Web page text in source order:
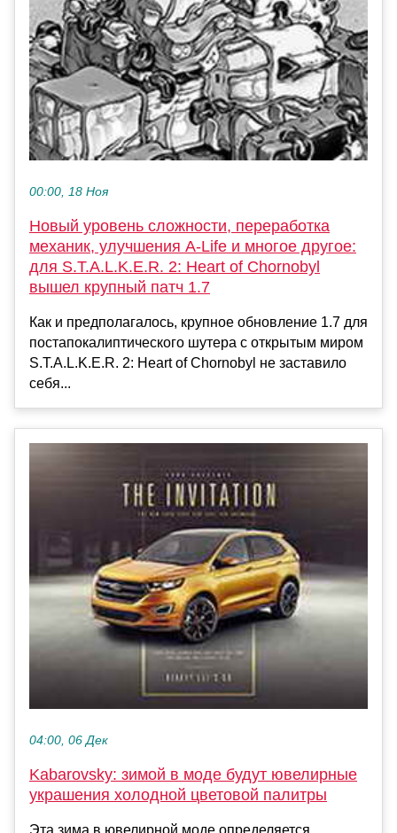
00:00, 18 Ноя
Новый уровень сложности, переработка
механик, улучшения A-Life и многое другое:
для S.T.A.L.K.E.R. 2: Heart of Chornobyl
вышел крупный патч 1.7
Как и предполагалось, крупное обновление 1.7 для
постапокалиптического шутера с открытым миром
S.T.A.L.K.E.R. 2: Heart of Chornobyl не заставило
себя...
04:00, 06 Дек
Kabarovsky: зимой в моде будут ювелирные
украшения холодной цветовой палитры
Эта зима в ювелирной моде определяется